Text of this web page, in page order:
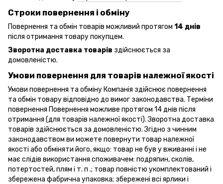
Строки повернення і обміну
Повернення та обмін товарів можливий протягом 14 днів
після отримання товару покупцем.
Зворотна доставка товарів здійснюється за
домовленістю.
Умови повернення для товарів належної якості
Умови повернення та обміну Компанія здійснює повернення
та обмін товару відповідно до вимог законодавства. Терміни
повернення Повернення можливе протягом 14 днів після
отримання (для товарів належної якості). Зворотна доставка
товарів здійснюється за домовленістю. Згідно з чинним
законодавством ви можете повернути товар належної
якості або обміняти його, якщо: товар не був у вживанні і не
має слідів використання споживачем: подряпин, сколів,
потертостей, плям і т. п .; товар повністю укомплектований і
збережена фабрична упаковка; збережені всі ярлики і